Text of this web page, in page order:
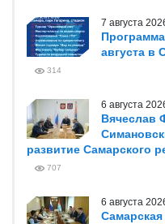
7 августа
августа в
314
6 августа
Вячеслав
развитие Самарского
707
6 августа
Самарская